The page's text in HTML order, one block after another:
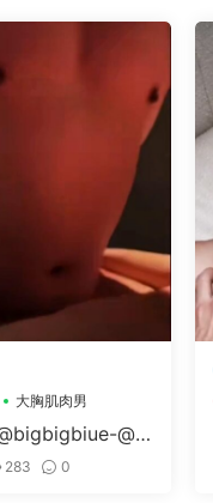
大胸肌肉男
@B
283 0